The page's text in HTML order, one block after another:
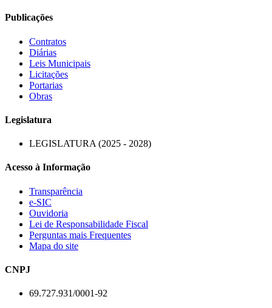
Publicações
Contratos
Diárias
Leis Municipais
Licitações
Portarias
Obras
Legislatura
LEGISLATURA (2025 - 2028)
Acesso à Informação
Transparência
e-SIC
Ouvidoria
Lei de Responsabilidade Fiscal
Perguntas mais Frequentes
Mapa do site
CNPJ
69.727.931/0001-92